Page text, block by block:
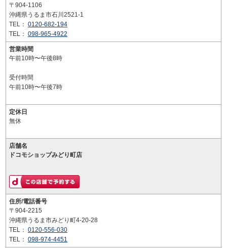
〒904-1106
沖縄県うるま市石川2521-1
TEL： 0120-682-194
TEL： 098-965-4922
営業時間
午前10時〜午後8時
受付時間
午前10時〜午後7時
定休日
無休
店舗名
ドコモショップみどり町店
住所/電話番号
〒904-2215
沖縄県うるま市みどり町4-20-28
TEL： 0120-556-030
TEL： 098-974-4451